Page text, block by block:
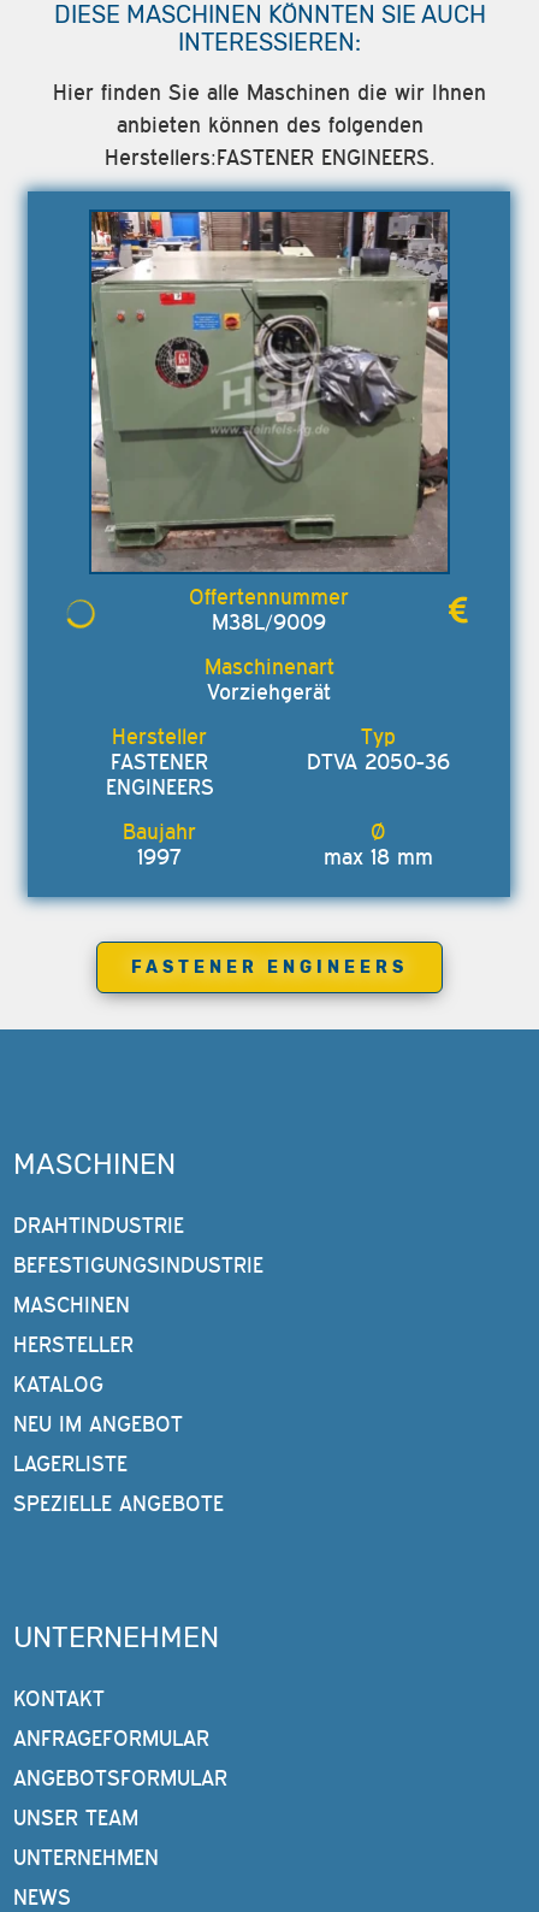
DIESE MASCHINEN KÖNNTEN SIE AUCH
INTERESSIEREN:
Hier finden Sie alle Maschinen die wir Ihnen
anbieten können des folgenden
Herstellers:FASTENER ENGINEERS.
M38L/9009
Vorziehgerät
FASTENER
ENGINEERS
DTVA 2050-36
1997 max 18 mm
FASTENER ENGINEERS
MASCHINEN
DRAHTINDUSTRIE
BEFESTIGUNGSINDUSTRIE
MASCHINEN
HERSTELLER
KATALOG
NEU IM ANGEBOT
LAGERLISTE
SPEZIELLE ANGEBOTE
UNTERNEHMEN
KONTAKT
ANFRAGEFORMULAR
ANGEBOTSFORMULAR
UNSER TEAM
UNTERNEHMEN
NEWS